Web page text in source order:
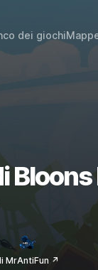
dei giochi
MrAntiFun ↗